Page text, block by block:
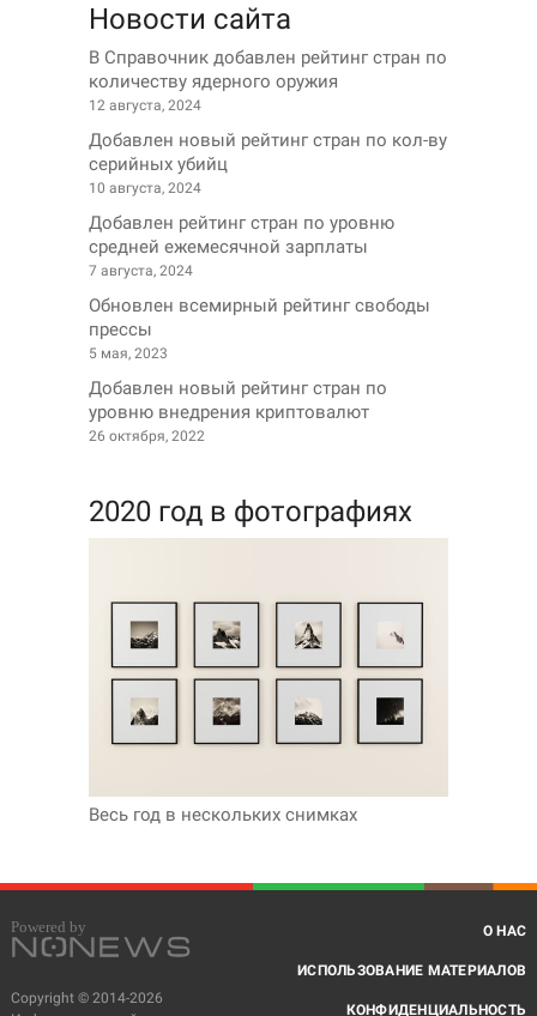
Новости сайта
В Справочник добавлен рейтинг стран по
количеству ядерного оружия
12 августа, 2024
Добавлен новый рейтинг стран по кол-ву
серийных убийц
10 августа, 2024
Добавлен рейтинг стран по уровню
средней ежемесячной зарплаты
7 августа, 2024
Обновлен всемирный рейтинг свободы
прессы
5 мая, 2023
Добавлен новый рейтинг стран по
уровню внедрения криптовалют
26 октября, 2022
2020 год в фотографиях
Весь год в нескольких снимках
Copyright © 2014-2026
О НАС
ИСПОЛЬЗОВАНИЕ МАТЕРИАЛОВ
КОНФИДЕНЦИАЛЬНОСТЬ